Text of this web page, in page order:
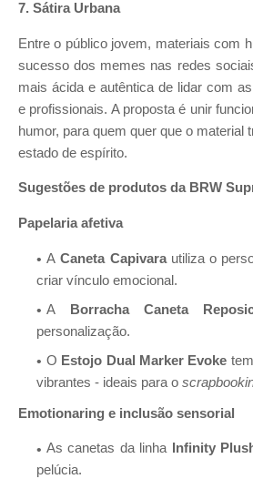
7. Sátira Urbana
Entre o público jovem, materiais com
sucesso dos memes nas redes
mais ácida e autêntica de lidar com
e profissionais. A proposta é unir
humor, para quem quer que o material
estado de espírito.
Sugestões de produtos da BRW
Papelaria afetiva
ACaneta Capivarautiliza o
criar vínculo emocional.
A
Borracha Caneta
personalização.
O Estojo Dual Marker Evoke
vibrantes - ideais para o
Emotionaring e inclusão sensorial
As canetas da linhaInfinity
pelúcia.